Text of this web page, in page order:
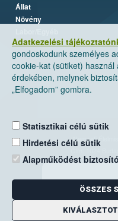
Adatkezelési
gondoskodunk személyes
cookie-kat (sütiket)
érdekében, melynek
„Elfogadom” gombra.
Statisztikai célú sütik
Hirdetési célú sütik
Alapműködést
ÖSSZES
Állat
Növény
Nemzeti
Levelezési
E-mail:
Zöld